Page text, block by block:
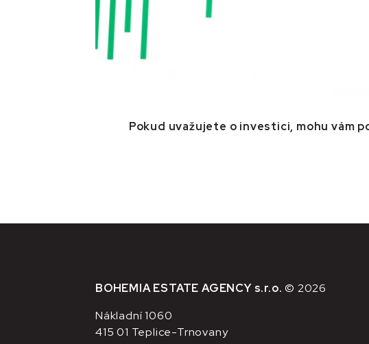
Pokud uvažujete o investici, mohu vám
BOHEMIA ESTATE AGENCY s.r.o.© 2026
Nákladní 1060
415 01 Teplice-Trnovany